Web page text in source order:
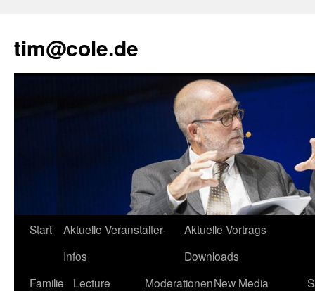
tim@cole.de
Start
Aktuelle Veranstalter-
Infos
Aktuelle Vortrags-
Downloads
Familie
Lecture
ModerationenNew Media